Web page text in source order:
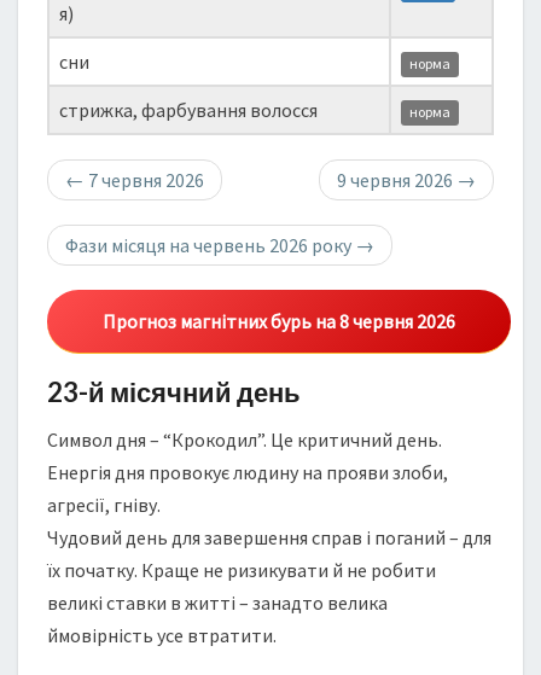
я)
сни норма
стрижка, фарбування волосся норма
← 7 червня 2026 9 червня 2026 →
Фази місяця на червень 2026 року →
Прогноз магнітних бурь на 8 червня 2026
23-й місячний день
Символ дня – “Крокодил”. Це критичний день.
Енергія дня провокує людину на прояви злоби,
агресії, гніву.
Чудовий день для завершення справ і поганий – для
їх початку. Краще не ризикувати й не робити
великі ставки в житті – занадто велика
ймовірність усе втратити.